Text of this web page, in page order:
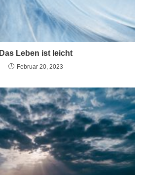
Das Leben ist leicht
Februar 20, 2023